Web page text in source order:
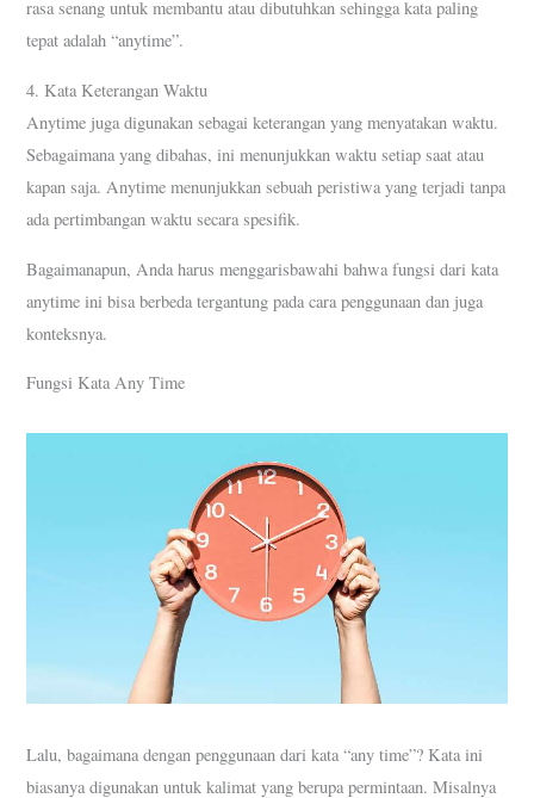
rasa senang untuk membantu atau dibutuhkan sehingga kata paling
tepat adalah “anytime”.
4. Kata Keterangan Waktu
Anytime juga digunakan sebagai keterangan yang menyatakan waktu.
Sebagaimana yang dibahas, ini menunjukkan waktu setiap saat atau
kapan saja. Anytime menunjukkan sebuah peristiwa yang terjadi tanpa
ada pertimbangan waktu secara spesifik.
Bagaimanapun, Anda harus menggarisbawahi bahwa fungsi dari kata
anytime ini bisa berbeda tergantung pada cara penggunaan dan juga
konteksnya.
Fungsi Kata Any Time
Lalu, bagaimana dengan penggunaan dari kata “any time”? Kata ini
biasanya digunakan untuk kalimat yang berupa permintaan. Misalnya